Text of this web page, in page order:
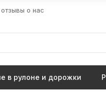
о нас
в рулоне и дорожки